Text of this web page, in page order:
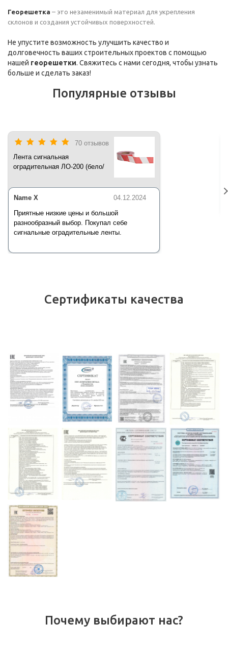
Георешетка – это незаменимый материал для укрепления
склонов и создания устойчивых поверхностей.
Не упустите возможность улучшить качество и
долговечность ваших строительных проектов с помощью
нашей георешетки. Свяжитесь с нами сегодня, чтобы узнать
больше и сделать заказ!
Популярные отзывы
70 отзывов
Лента сигнальная
оградительная ЛО-200 (бело/
04.12.2024
Name X
Приятные низкие цены и большой
разнообразный выбор. Покупал себе
сигнальные оградительные ленты.
Сертификаты качества
Почему выбирают нас?